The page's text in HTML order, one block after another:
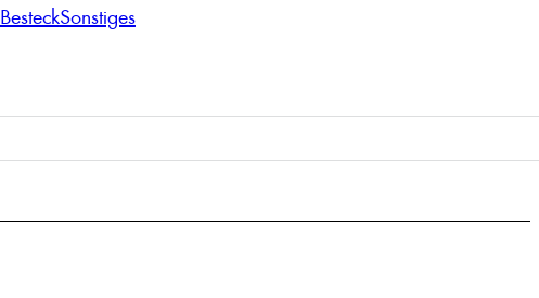
BesteckSonstiges